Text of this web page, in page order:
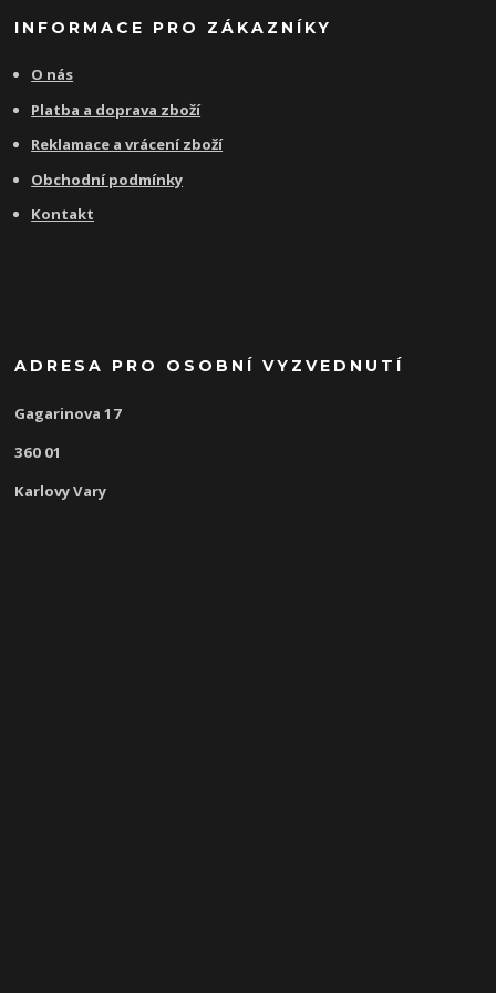
INFORMACE PRO ZÁKAZNÍKY
O nás
Platba a doprava zboží
Reklamace a vrácení zboží
Obchodní podmínky
Kontakt
ADRESA PRO OSOBNÍ VYZVEDNUTÍ
Gagarinova 17
360 01
Karlovy Vary